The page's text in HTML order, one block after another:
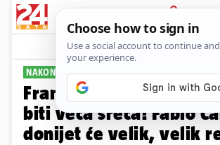
PRIJAVA
Sport
NAKON DVIJE I POL GODINE
Franjić opet u Dinamu:
biti veća sreća! Fabio
donijet će velik, velik